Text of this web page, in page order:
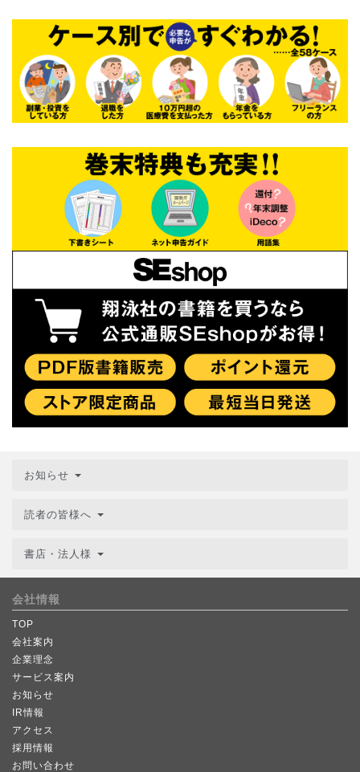
お知らせ
読者の皆様へ
書店・法人様
会社情報
TOP
会社案内
企業理念
サービス案内
お知らせ
IR情報
アクセス
採用情報
お問い合わせ